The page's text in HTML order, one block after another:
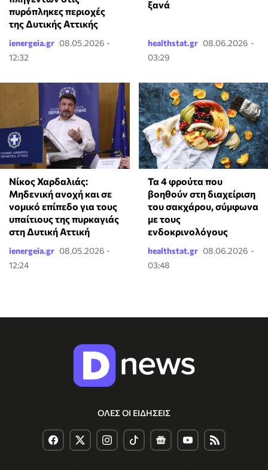
πυρόπληκες περιοχές
της Δυτικής Αττικής
ienergeia.gr 08.05.2026 -
12:32
ξανά
healthstat.gr 08.06.2026 -
03:29
Νίκος Χαρδαλιάς:
Μηδενική ανοχή και σε
νομικό επίπεδο για τους
υπαίτιους της πυρκαγιάς
στη Δυτική Αττική
ienergeia.gr 08.05.2026 -
12:24
Τα 4 φρούτα που
βοηθούν στη διαχείριση
του σακχάρου, σύμφωνα
με τους
ενδοκρινολόγους
healthstat.gr 08.06.2026 -
03:48
ΟΛΕΣ ΟΙ ΕΙΔΗΣΕΙΣ